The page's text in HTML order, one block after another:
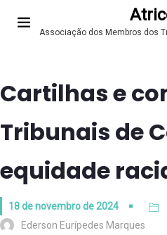
Associação dos Membros dos
Cartilhas e
Tribunais de
equidade
18 de novembro de 2024
Ederson Eurípedes Marques